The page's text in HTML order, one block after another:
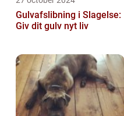
Gulvafslibning i Slagelse:
Giv dit gulv nyt liv